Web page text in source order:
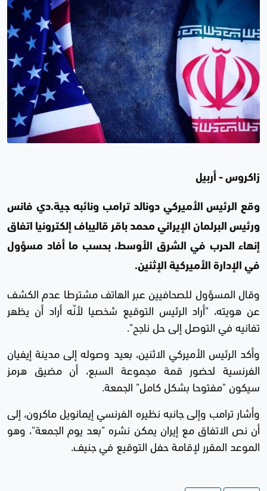
زاكروس - أربيل
وقع الرئيس الأميركي دونالد ترامب ونائبه جية.دي فانس
ورئيس البرلمان الإيراني محمد باقر قاليباف إلكترونيا اتفاق
إنهاء الحرب في الشرق الأوسط، بحسب ما أفاد مسؤول
في الإدارة الأميركية الإثنين.
وقال المسؤول للصحافيين عبر الهاتف مشترطا عدم الكشف
عن هويته، "أراد الرئيس التوقيع شخصيا لأنّه أراد أن يظهر
تفانيه في التوصل إلى حل ناجح".
وأكد الرئيس الأميركي الاثنين، بعيد وصوله إلى مدينة إيفيان
الفرنسية لحضور قمة مجموعة السبع، أن مضيق هرمز
سيكون "مفتوحا بشكل كامل" الجمعة.
وأشار ترامب وإلى جانبه نظيره الفرنسي إيمانويل ماكرون، إلى
أن نص الاتفاق مع إيران يمكن نشره "بعد يوم الجمعة"، وهو
الموعد المقرر لإقامة حفل التوقيع في جنيف.